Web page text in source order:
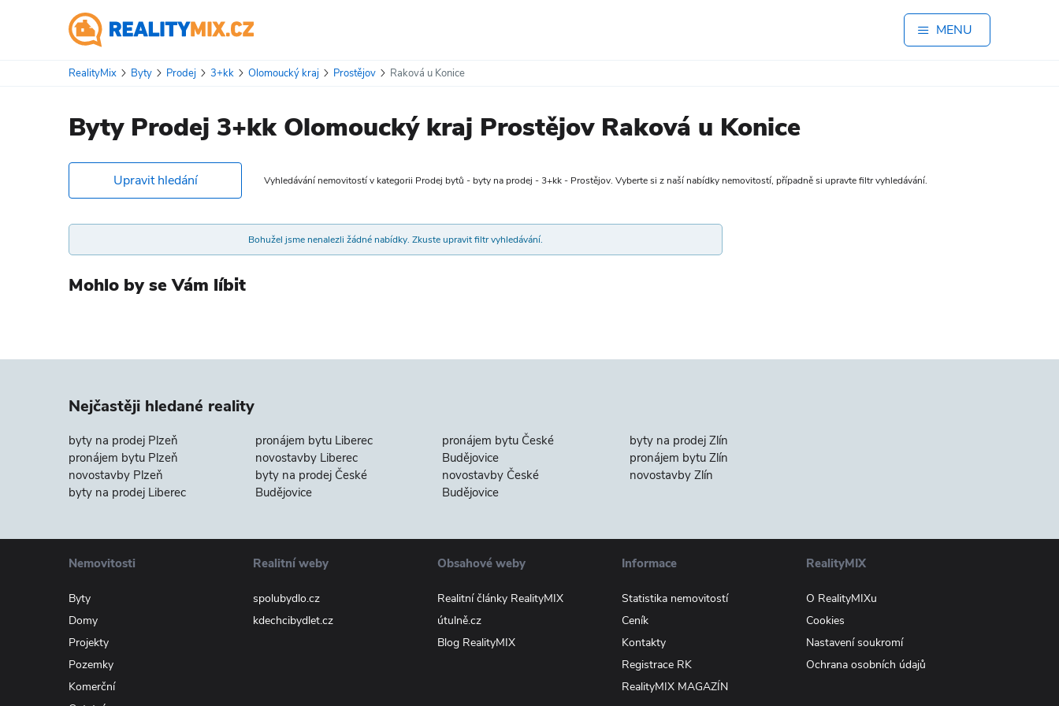
MENU
RealityMix Byty Prodej 3+kk Olomoucký kraj Prostějov Raková u Konice
Byty Prodej 3+kk Olomoucký kraj Prostějov Raková u Konice
Upravit hledání Vyhledávání nemovitostí v kategorii Prodej bytů - byty na prodej - 3+kk - Prostějov. Vyberte si z naší nabídky nemovitostí, případně si upravte filtr vyhledávání.
Bohužel jsme nenalezli žádné nabídky. Zkuste upravit filtr vyhledávání.
Mohlo by se Vám líbit
Nejčastěji hledané reality
byty na prodej Plzeň
pronájem bytu Plzeň
novostavby Plzeň
byty na prodej Liberec
pronájem bytu Liberec
novostavby Liberec
byty na prodej České
Budějovice
pronájem bytu České
Budějovice
novostavby České
Budějovice
byty na prodej Zlín
pronájem bytu Zlín
novostavby Zlín
Nemovitosti
Byty
Domy
Projekty
Pozemky
Komerční
Realitní weby
spolubydlo.cz
kdechcibydlet.cz
Obsahové weby
Realitní články RealityMIX
útulně.cz
Blog RealityMIX
Informace
Statistika nemovitostí
Ceník
Kontakty
Registrace RK
RealityMIX MAGAZÍN
RealityMIX
O RealityMIXu
Cookies
Nastavení soukromí
Ochrana osobních údajů